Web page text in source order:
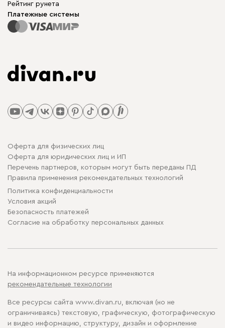
Рейтинг рунета
Платежные системы
Оферта для физических лиц
Оферта для юридических лиц и ИП
Перечень партнеров, которым могут быть переданы ПД
Правила применения рекомендательных технологий
Политика конфиденциальности
Условия акций
Безопасность платежей
Cогласие на обработку персональных данных
На информационном ресурсе применяются
рекомендательные технологии
Все ресурсы сайта www.divan.ru, включая (но не
ограничиваясь) текстовую, графическую, фотографическую
и видео информацию, структуру, дизайн и оформление